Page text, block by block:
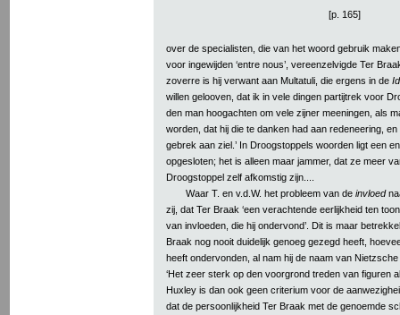
[p. 165]
over de specialisten, die van het woord gebruik
voor ingewijden ‘entre nous’, vereenzelvigde Ter
zoverre is hij verwant aan Multatuli, die ergens in de
willen gelooven, dat ik in vele dingen partijtrek voor
den man hoogachten om vele zijner meeningen, als
worden, dat hij die te danken had aan redeneering,
gebrek aan ziel.’ In Droogstoppels woorden ligt een
opgesloten; het is alleen maar jammer, dat ze meer
Droogstoppel zelf afkomstig zijn....
Waar T. en v.d.W. het probleem van de invloed
zij, dat Ter Braak ‘een verachtende eerlijkheid ten
van invloeden, die hij ondervond’. Dit is maar
Braak nog nooit duidelijk genoeg gezegd heeft,
heeft ondervonden, al nam hij de naam van
‘Het zeer sterk op den voorgrond treden van figuren
Huxley is dan ook geen criterium voor de
dat de persoonlijkheid Ter Braak met de genoemde